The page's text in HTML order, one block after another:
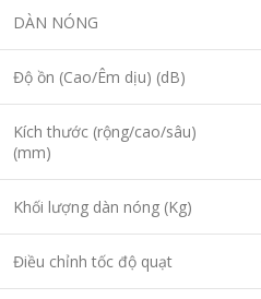
DÀN NÓNG
Độ ồn (Cao/Êm dịu) (dB)
Kích thước (rộng/cao/sâu)
(mm)
Khối lượng dàn nóng (Kg)
Điều chỉnh tốc độ quạt